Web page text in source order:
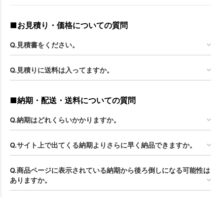
■お見積り・価格についての質問
Q.見積書をください。
Q.見積りに送料は入ってますか。
■納期・配送・送料についての質問
Q.納期はどれくらいかかりますか。
Q.サイト上で出てくる納期よりさらに早く納品できますか。
Q.商品ページに表示されている納期から後ろ倒しになる可能性は
ありますか。